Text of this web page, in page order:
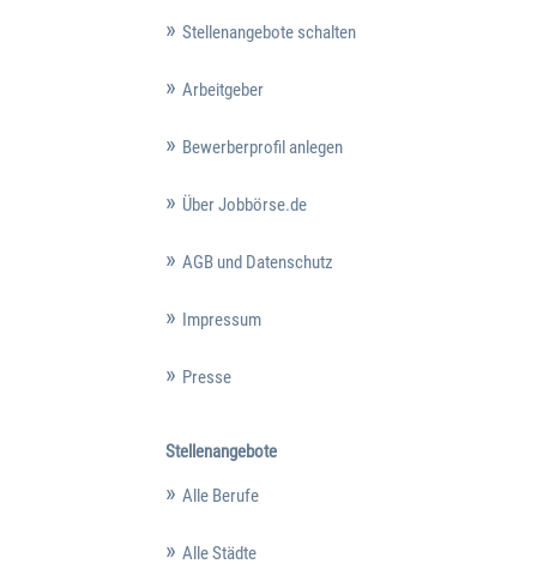
Stellenangebote schalten
Arbeitgeber
Bewerberprofil anlegen
Über Jobbörse.de
AGB und Datenschutz
Impressum
Presse
Stellenangebote
Alle Berufe
Alle Städte